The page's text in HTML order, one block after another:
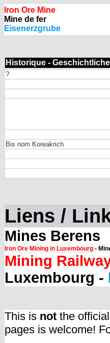
Iron Ore Mine
Mine de fer
Eisenerzgrube
Historique -
?
Bis nom Koreakrich
Liens /
Mines Berens
Iron Ore Mining in Luxembourg -
Mining
Luxembourg -
This is not the
pages is welcome!